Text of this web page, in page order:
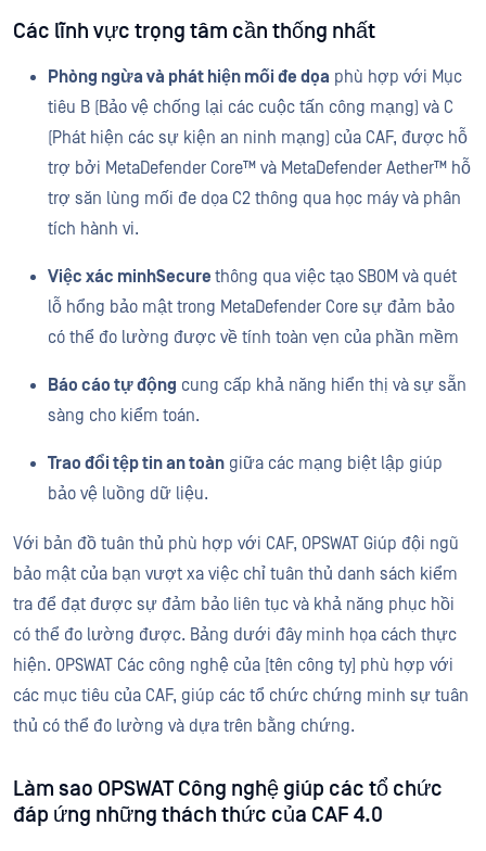
Các lĩnh vực trọng tâm cần thống nhất
Phòng ngừa và phát hiện mối đe dọa phù hợp với Mục
tiêu B (Bảo vệ chống lại các cuộc tấn công mạng) và C
(Phát hiện các sự kiện an ninh mạng) của CAF, được hỗ
trợ bởi MetaDefender Core™ và MetaDefender Aether™ hỗ
trợ săn lùng mối đe dọa C2 thông qua học máy và phân
tích hành vi.
Việc xác minhSecure thông qua việc tạo SBOM và quét
lỗ hổng bảo mật trong MetaDefender Core sự đảm bảo
có thể đo lường được về tính toàn vẹn của phần mềm
Báo cáo tự động cung cấp khả năng hiển thị và sự sẵn
sàng cho kiểm toán.
Trao đổi tệp tin an toàn giữa các mạng biệt lập giúp
bảo vệ luồng dữ liệu.
Với bản đồ tuân thủ phù hợp với CAF, OPSWAT Giúp đội ngũ
bảo mật của bạn vượt xa việc chỉ tuân thủ danh sách kiểm
tra để đạt được sự đảm bảo liên tục và khả năng phục hồi
có thể đo lường được. Bảng dưới đây minh họa cách thực
hiện. OPSWAT Các công nghệ của [tên công ty] phù hợp với
các mục tiêu của CAF, giúp các tổ chức chứng minh sự tuân
thủ có thể đo lường và dựa trên bằng chứng.
Làm sao OPSWAT Công nghệ giúp các tổ chức
đáp ứng những thách thức của CAF 4.0